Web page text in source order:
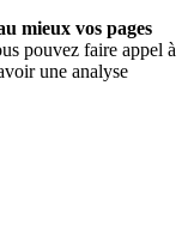
mieux vos pages
pouvez faire appel à
une analyse